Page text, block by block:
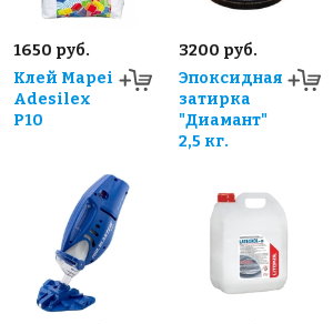
1650 руб.
Клей Mapei
Adesilex
P10
3200 руб.
Эпоксидная
затирка
"Диамант"
2,5 кг.